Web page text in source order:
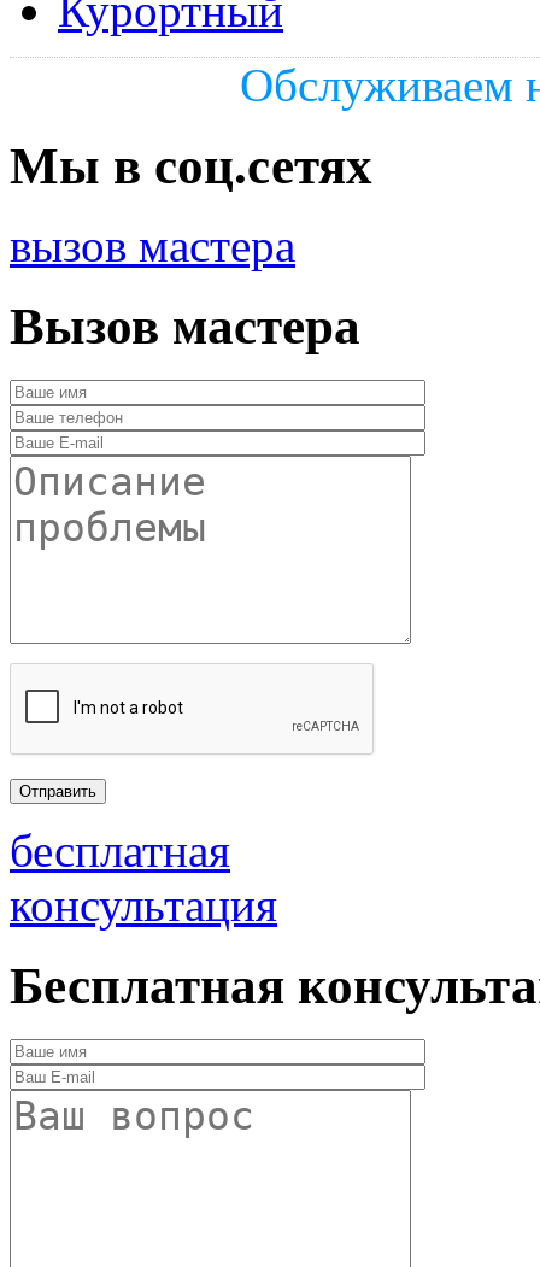
Обслуживаем
Мы в соц.сетях
вызов мастера
Вызов мастера
бесплатная
консультация
Бесплатная